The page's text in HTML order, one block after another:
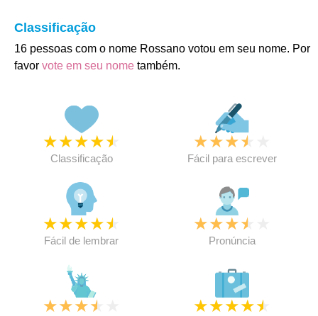
Classificação
16 pessoas com o nome Rossano votou em seu nome. Por
favor vote em seu nome também.
★★★★★
Classificação
★★★★
Fácil para escrever
★★★★★
Fácil de lembrar
★★★★
Pronúncia
★★★★ ★★★★★